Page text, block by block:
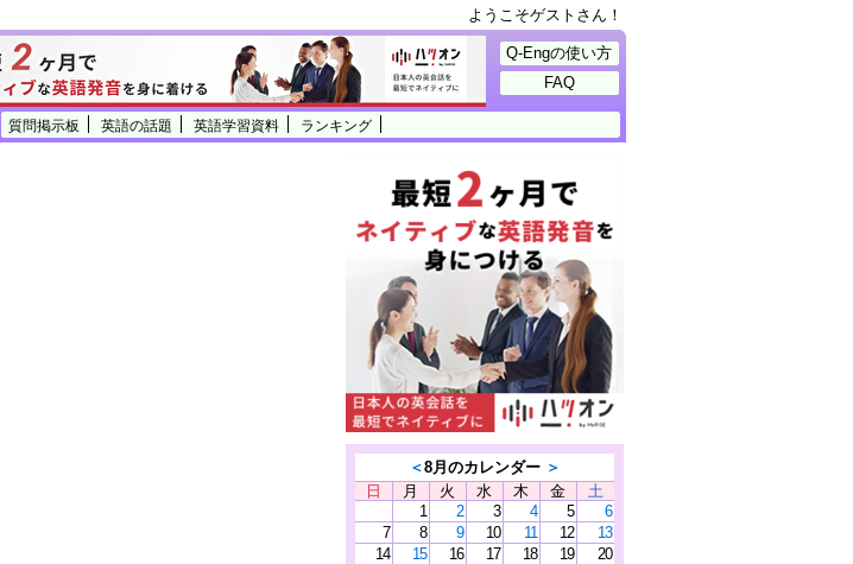
ようこそゲストさん！
質問掲示板 英語の話題 英語学習資料 ランキング
Q-Engの使い方
FAQ
＜8月のカレンダー ＞
日
月 火 水 木 金
土
1
2 3 4 5
6
7
8 9 10 11 12
13
14
15 16 17 18 19
20